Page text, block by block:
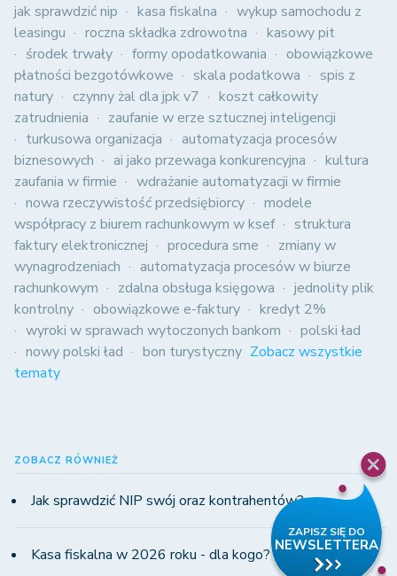
jak sprawdzić nip kasa fiskalna
wykup samochodu z
leasingu
roczna składka zdrowotna
kasowy pit
środek trwały
formy opodatkowania
obowiązkowe
płatności bezgotówkowe
skala podatkowa
spis z
natury
czynny żal dla jpk v7
koszt całkowity
zatrudnienia
zaufanie w erze sztucznej inteligencji
turkusowa organizacja
automatyzacja procesów
biznesowych
ai jako przewaga konkurencyjna
kultura
zaufania w firmie
wdrażanie automatyzacji w firmie
nowa rzeczywistość przedsiębiorcy
modele
współpracy z biurem rachunkowym w ksef
struktura
faktury elektronicznej
procedura sme
zmiany w
wynagrodzeniach
automatyzacja procesów w biurze
rachunkowym
zdalna obsługa księgowa
jednolity plik
kontrolny
obowiązkowe e-faktury
kredyt 2%
wyroki w sprawach wytoczonych bankom
polski ład
nowy polski ład
bon turystyczny Zobacz wszystkie
tematy
ZOBACZ RÓWNIEŻ
Jak sprawdzić NIP swój oraz kontrahentów?
Kasa fiskalna w 2026 roku - dla kogo?